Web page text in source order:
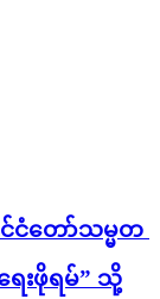
င်ငံတော်သမ္မတ
ေးဖိုရမ်” သို့